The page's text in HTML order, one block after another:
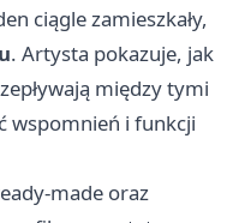
ciągle zamieszkały,
. Artysta pokazuje, jak
między tymi
wspomnień i funkcji
made oraz